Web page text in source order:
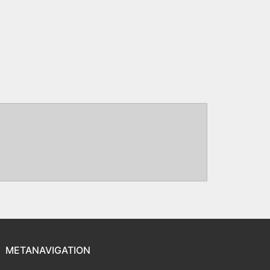
METANAVIGATION